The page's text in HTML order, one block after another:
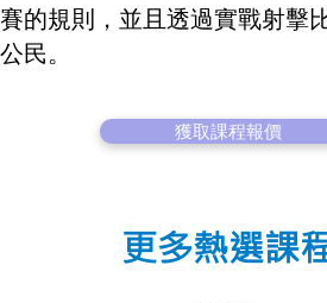
的規則，並且透過實戰射擊
民。
獲取課程報價
更多熱選課